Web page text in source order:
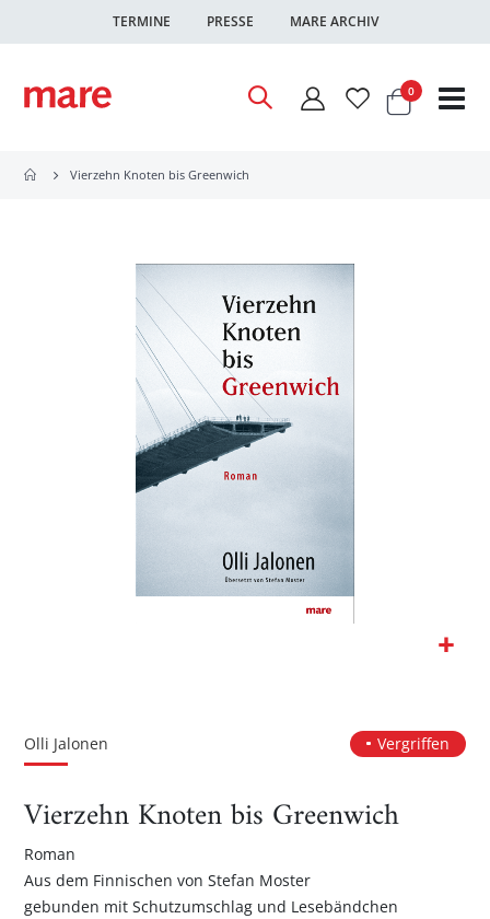
TERMINE PRESSE MARE ARCHIV
Warenkorb
0Artikel
Vierzehn Knoten bis Greenwich
Bildgalerie
Olli Jalonen Vergriffen
Vierzehn Knoten bis Greenwich
Roman
Aus dem Finnischen von Stefan Moster
gebunden mit Schutzumschlag und Lesebändchen